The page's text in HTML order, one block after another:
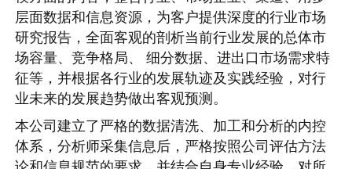
层面数据和信息资源，为客户提供深度的行业市场
研究报告，全面客观的剖析当前行业发展的总体市
场容量、竞争格局、 细分数据、进出口市场需求特
征等，并根据各行业的发展轨迹及实践经验，对行
业未来的发展趋势做出客观预测。
本公司建立了严格的数据清洗、加工和分析的内控
体系，分析师采集信息后，严格按照公司评估方法